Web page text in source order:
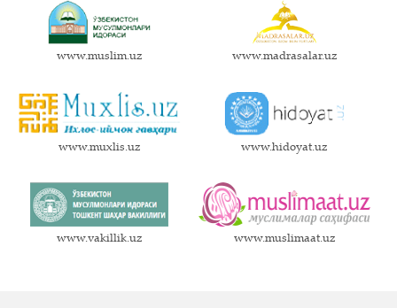
www.muslim.uz www.madrasalar.uz
www.muxlis.uz www.hidoyat.uz
www.vakillik.uz www.muslimaat.uz